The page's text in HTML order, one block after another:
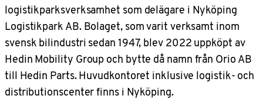
logistikparksverksamhet som delägare i Nyköping
Logistikpark AB. Bolaget, som varit verksamt inom
svensk bilindustri sedan 1947, blev 2022 uppköpt av
Hedin Mobility Group och bytte då namn från Orio AB
till Hedin Parts. Huvudkontoret inklusive logistik- och
distributionscenter finns i Nyköping.